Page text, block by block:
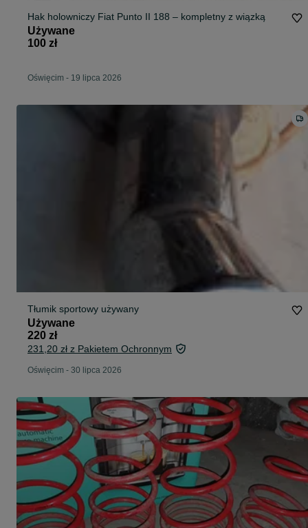
Hak holowniczy Fiat Punto II 188 – kompletny z wiązką
Używane
100 zł
Oświęcim - 19 lipca 2026
Tłumik sportowy używany
Używane
220 zł
231,20 zł z Pakietem Ochronnym
Oświęcim - 30 lipca 2026